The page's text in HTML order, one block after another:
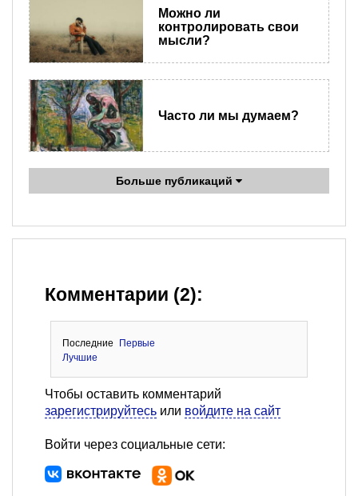
Можно ли
контролировать свои
мысли?
Часто ли мы думаем?
Больше публикаций
Комментарии (2):
Последние
Первые
Лучшие
Чтобы оставить комментарий
зарегистрируйтесь или войдите на сайт
Войти через социальные сети: